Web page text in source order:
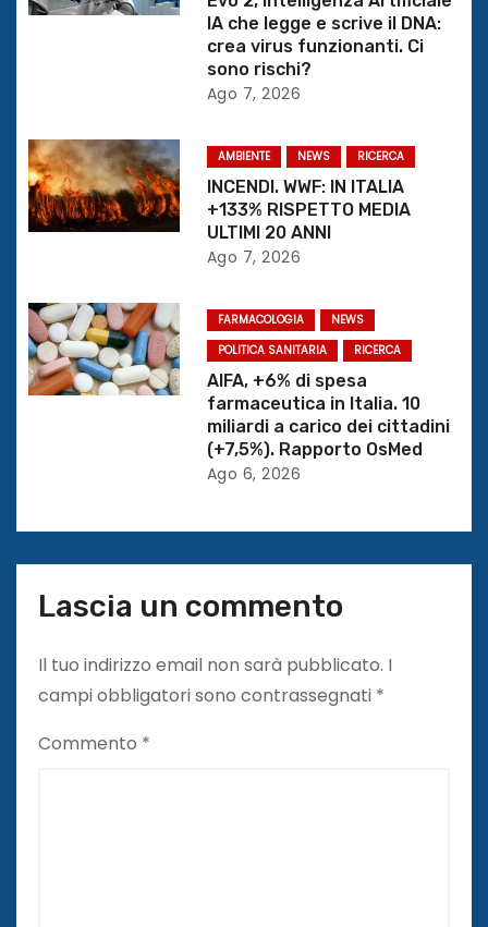
i
e
a
t
i
c
i
IA che legge e scrive il DNA:
crea virus funzionanti. Ci
sono rischi?
Ago 7, 2026
AMBIENTE NEWS RICERCA
INCENDI. WWF: IN ITALIA
+133% RISPETTO MEDIA
ULTIMI 20 ANNI
Ago 7, 2026
FARMACOLOGIA
NEWS
POLITICA SANITARIA
RICERCA
AIFA, +6% di spesa
farmaceutica in Italia. 10
miliardi a carico dei cittadini
(+7,5%). Rapporto OsMed
Ago 6, 2026
Lascia un commento
Il tuo indirizzo email non sarà pubblicato. I
campi obbligatori sono contrassegnati *
Commento *